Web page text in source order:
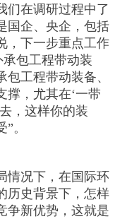
们在调研过程中了
国企、央企，包括
，下一步重点工作
承包工程带动装
工程带动装备、
撑，尤其在‘一带
，这样你的装
。
况下，在国际环
历史背景下，怎样
争新优势，这就是